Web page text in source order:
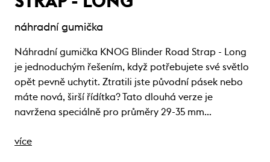
náhradní gumička
Náhradní gumička KNOG Blinder Road Strap - Long
je jednoduchým řešením, když potřebujete své světlo
opět pevně uchytit. Ztratili jste původní pásek nebo
máte nová, širší řídítka? Tato dlouhá verze je
navržena speciálně pro průměry 29-35 mm…
více